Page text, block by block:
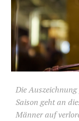
Die
Saison geht an
Männer auf